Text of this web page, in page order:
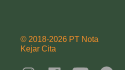
© 2018-2026 PT Nota
Kejar Cita